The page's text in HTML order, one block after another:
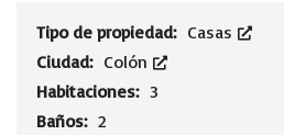
Tipo de propiedad: Casas
Ciudad: Colón
Habitaciones: 3
Baños: 2